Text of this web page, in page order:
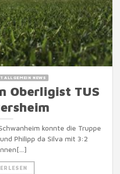
ALLGEMEIN NEWS
Oberligist TUS
konnte die Truppe
Philipp da Silva mit 3:2